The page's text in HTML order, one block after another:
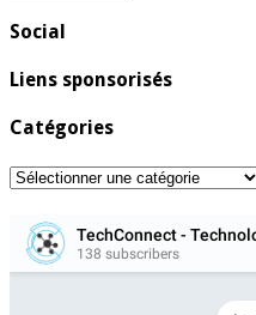
Social
Liens sponsorisés
Catégories
Catégories